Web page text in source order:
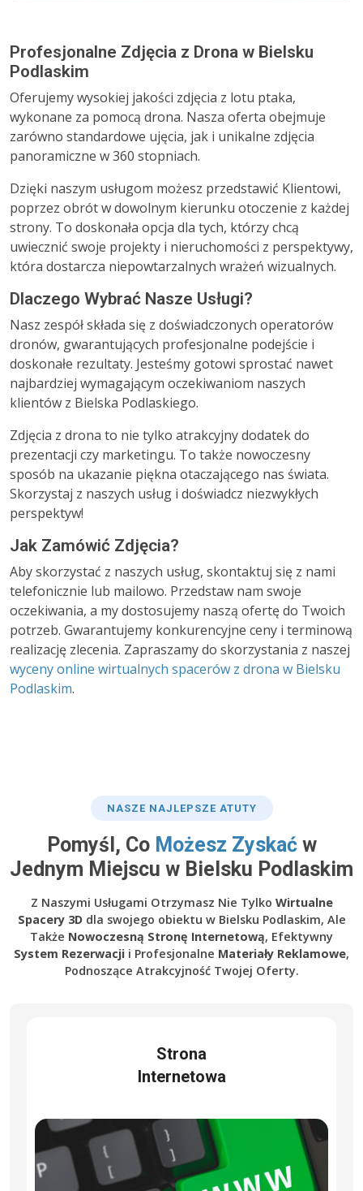
Profesjonalne Zdjęcia z Drona w Bielsku
Podlaskim
Oferujemy wysokiej jakości zdjęcia z lotu ptaka,
wykonane za pomocą drona. Nasza oferta obejmuje
zarówno standardowe ujęcia, jak i unikalne zdjęcia
panoramiczne w 360 stopniach.
Dzięki naszym usługom możesz przedstawić Klientowi,
poprzez obrót w dowolnym kierunku otoczenie z każdej
strony. To doskonała opcja dla tych, którzy chcą
uwiecznić swoje projekty i nieruchomości z perspektywy,
która dostarcza niepowtarzalnych wrażeń wizualnych.
Dlaczego Wybrać Nasze Usługi?
Nasz zespół składa się z doświadczonych operatorów
dronów, gwarantujących profesjonalne podejście i
doskonałe rezultaty. Jesteśmy gotowi sprostać nawet
najbardziej wymagającym oczekiwaniom naszych
klientów z Bielska Podlaskiego.
Zdjęcia z drona to nie tylko atrakcyjny dodatek do
prezentacji czy marketingu. To także nowoczesny
sposób na ukazanie piękna otaczającego nas świata.
Skorzystaj z naszych usług i doświadcz niezwykłych
perspektyw!
Jak Zamówić Zdjęcia?
Aby skorzystać z naszych usług, skontaktuj się z nami
telefonicznie lub mailowo. Przedstaw nam swoje
oczekiwania, a my dostosujemy naszą ofertę do Twoich
potrzeb. Gwarantujemy konkurencyjne ceny i terminową
realizację zlecenia. Zapraszamy do skorzystania z naszej
wyceny online wirtualnych spacerów z drona w Bielsku
Podlaskim.
NASZE NAJLEPSZE ATUTY
Pomyśl, Co Możesz Zyskaćw
Jednym Miejscu w Bielsku Podlaskim
Z Naszymi Usługami Otrzymasz Nie Tylko Wirtualne
Spacery 3Ddla swojego obiektu w Bielsku Podlaskim, Ale
Także Nowoczesną Stronę Internetową, Efektywny
System Rezerwacji i Profesjonalne Materiały Reklamowe,
Podnoszące Atrakcyjność Twojej Oferty.
Strona
Internetowa